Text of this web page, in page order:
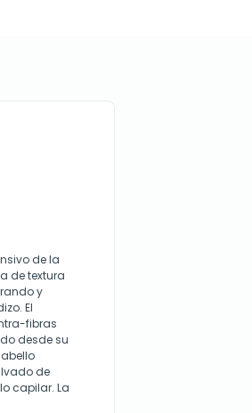
de la
de textura
y
El
fibras
desde su
de
capilar. La